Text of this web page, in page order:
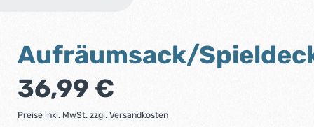
Aufräumsack/
Regulärer Preis:
36,99 €
Preise inkl. MwSt. zzgl. Versandkosten